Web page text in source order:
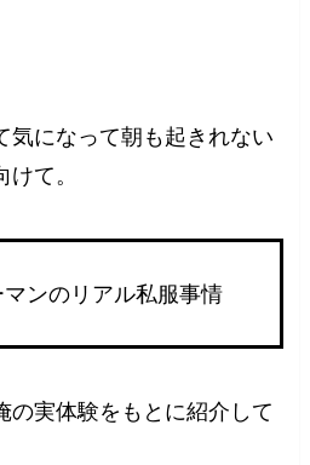
気になって朝も起きれない
て。
ンのリアル私服事情
の実体験をもとに紹介して